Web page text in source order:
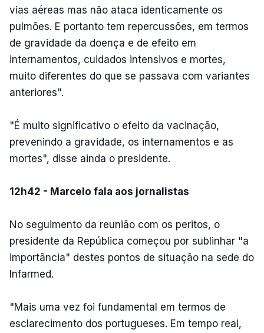
vias aéreas mas não ataca identicamente os
pulmões. E portanto tem repercussões, em termos
de gravidade da doença e de efeito em
internamentos, cuidados intensivos e mortes,
muito diferentes do que se passava com variantes
anteriores".
"É muito significativo o efeito da vacinação,
prevenindo a gravidade, os internamentos e as
mortes", disse ainda o presidente.
12h42 - Marcelo fala aos jornalistas
No seguimento da reunião com os peritos, o
presidente da República começou por sublinhar "a
importância" destes pontos de situação na sede do
Infarmed.
"Mais uma vez foi fundamental em termos de
esclarecimento dos portugueses. Em tempo real,